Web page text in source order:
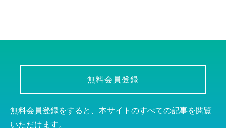
無料会員登録
無料会員登録をすると、本サイトのすべての記事を閲覧
いただけます。